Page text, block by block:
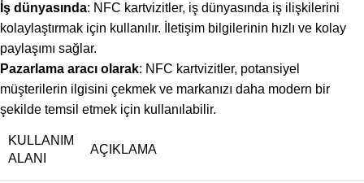
İş dünyasında: NFC kartvizitler, iş dünyasında iş ilişkilerini
kolaylaştırmak için kullanılır. İletişim bilgilerinin hızlı ve kolay
paylaşımı sağlar.
Pazarlama aracı olarak: NFC kartvizitler, potansiyel
müşterilerin ilgisini çekmek ve markanızı daha modern bir
şekilde temsil etmek için kullanılabilir.
KULLANIM
ALANI
AÇIKLAMA